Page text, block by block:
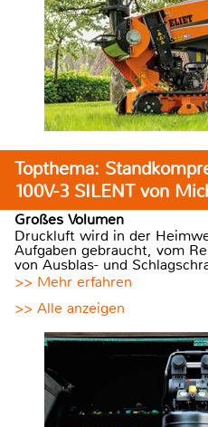
Topthema:
100V-3 SILENT von
Großes Volumen
Druckluft wird in der
Aufgaben gebraucht, vom
von Ausblas- und
>> Mehr erfahren
>> Alle anzeigen